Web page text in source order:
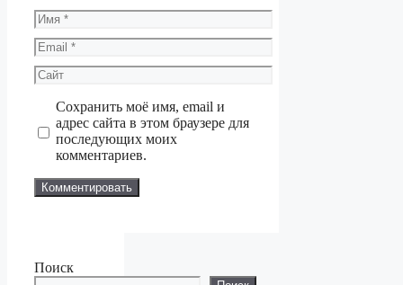
Имя
Email
Сайт
Сохранить моё имя, email и
адрес сайта в этом браузере для
последующих моих
комментариев.
Поиск